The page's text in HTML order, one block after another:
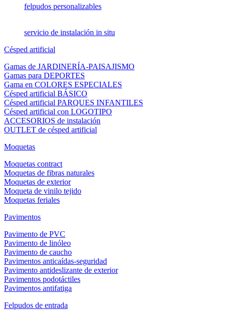
felpudos personalizables
servicio de instalación in situ
Césped artificial
Gamas de JARDINERÍA-PAISAJISMO
Gamas para DEPORTES
Gama en COLORES ESPECIALES
Césped artificial BÁSICO
Césped artificial PARQUES INFANTILES
Césped artificial con LOGOTIPO
ACCESORIOS de instalación
OUTLET de césped artificial
Moquetas
Moquetas contract
Moquetas de fibras naturales
Moquetas de exterior
Moqueta de vinilo tejido
Moquetas feriales
Pavimentos
Pavimento de PVC
Pavimento de linóleo
Pavimento de caucho
Pavimentos anticaídas-seguridad
Pavimento antideslizante de exterior
Pavimentos podotáctiles
Pavimentos antifatiga
Felpudos de entrada